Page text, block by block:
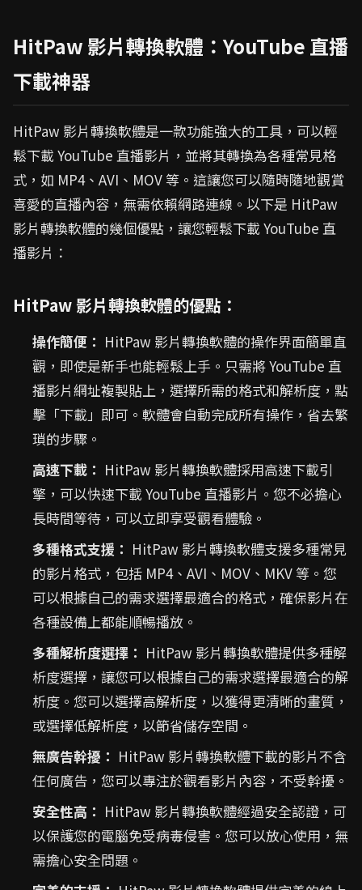
HitPaw 影片轉換軟體：YouTube 直播
下載神器
HitPaw 影片轉換軟體是一款功能強大的工具，可以輕
鬆下載 YouTube 直播影片，並將其轉換為各種常見格
式，如 MP4、AVI、MOV 等。這讓您可以隨時隨地觀賞
喜愛的直播內容，無需依賴網路連線。以下是 HitPaw
影片轉換軟體的幾個優點，讓您輕鬆下載 YouTube 直
播影片：
HitPaw 影片轉換軟體的優點：
操作簡便： HitPaw 影片轉換軟體的操作界面簡單直
觀，即使是新手也能輕鬆上手。只需將 YouTube 直
播影片網址複製貼上，選擇所需的格式和解析度，點
擊「下載」即可。軟體會自動完成所有操作，省去繁
瑣的步驟。
高速下載： HitPaw 影片轉換軟體採用高速下載引
擎，可以快速下載 YouTube 直播影片。您不必擔心
長時間等待，可以立即享受觀看體驗。
多種格式支援： HitPaw 影片轉換軟體支援多種常見
的影片格式，包括 MP4、AVI、MOV、MKV 等。您
可以根據自己的需求選擇最適合的格式，確保影片在
各種設備上都能順暢播放。
多種解析度選擇： HitPaw 影片轉換軟體提供多種解
析度選擇，讓您可以根據自己的需求選擇最適合的解
析度。您可以選擇高解析度，以獲得更清晰的畫質，
或選擇低解析度，以節省儲存空間。
無廣告幹擾： HitPaw 影片轉換軟體下載的影片不含
任何廣告，您可以專注於觀看影片內容，不受幹擾。
安全性高： HitPaw 影片轉換軟體經過安全認證，可
以保護您的電腦免受病毒侵害。您可以放心使用，無
需擔心安全問題。